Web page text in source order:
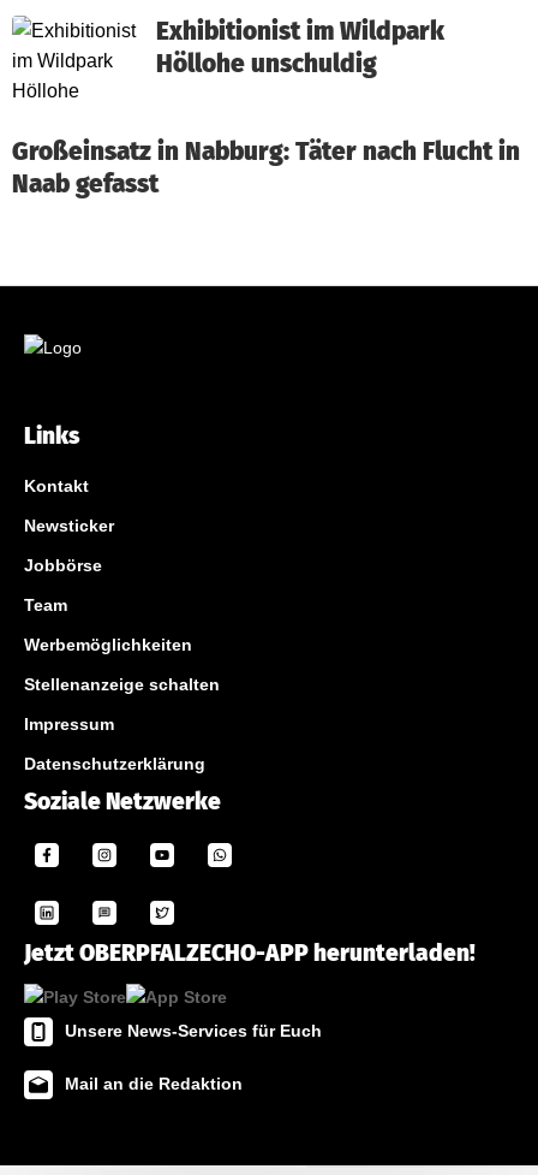
Exhibitionist im Wildpark
Höllohe unschuldig
Großeinsatz in Nabburg: Täter nach Flucht in
Naab gefasst
Links
Kontakt
Newsticker
Jobbörse
Team
Werbemöglichkeiten
Stellenanzeige schalten
Impressum
Datenschutzerklärung
Soziale Netzwerke
Jetzt OBERPFALZECHO-APP herunterladen!
Unsere News-Services für Euch
Mail an die Redaktion